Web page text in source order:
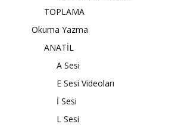
TOPLAMA
Okuma Yazma
ANATİL
A Sesi
E Sesi Videoları
İ Sesi
L Sesi